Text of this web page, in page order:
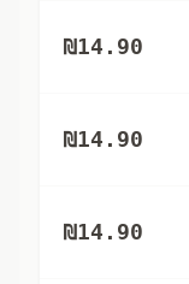
₪14.90
₪14.90
₪14.90